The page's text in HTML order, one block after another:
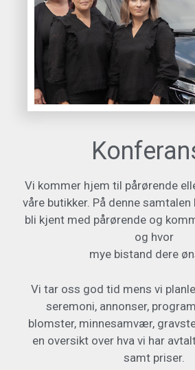
Vi kommer hjem til pårørende
våre butikker. På denne
bli kjent med pårørende og
og hvor
mye bistand dere
Vi tar oss god tid mens vi
seremoni, annonser,
blomster, minnesamvær,
en oversikt over hva vi har
samt priser.